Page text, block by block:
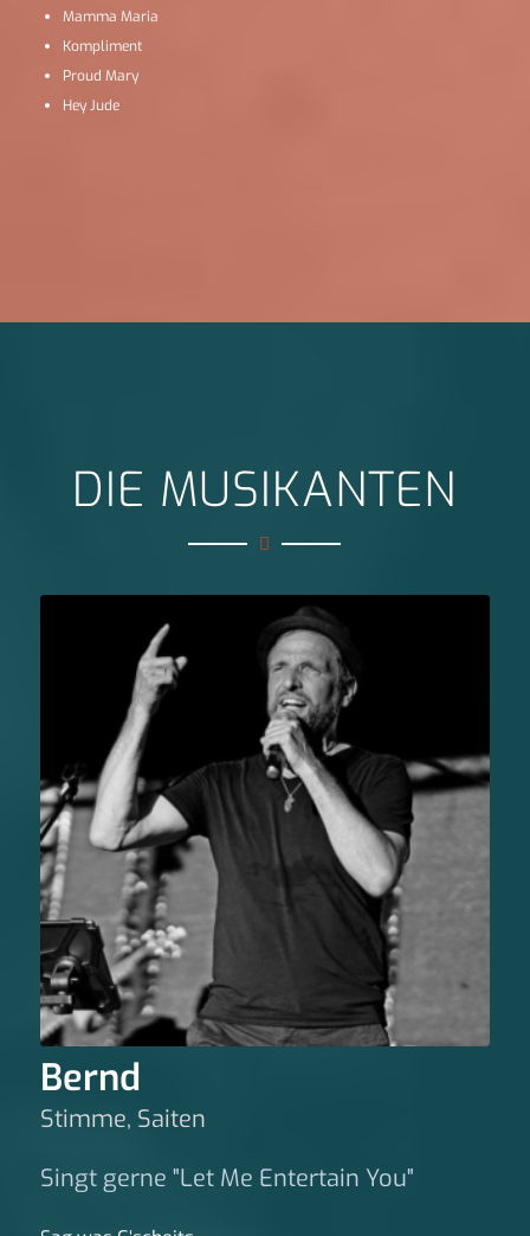
Mamma Maria
Kompliment
Proud Mary
Hey Jude
DIE MUSIKANTEN
Bernd
Stimme, Saiten
Singt gerne "Let Me Entertain You"